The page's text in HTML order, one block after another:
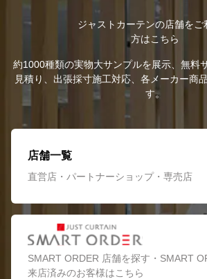
ジャストカーテンの店舗をご
方はこちら
約1000種類の実物大サンプルを展示、無料
見積り、出張採寸施工対応、各メーカー商
す。
店舗一覧
直営店・パートナーショップ・専売店
SMART ORDER 店舗を探す・SMART
来店済みのお客様はこちら